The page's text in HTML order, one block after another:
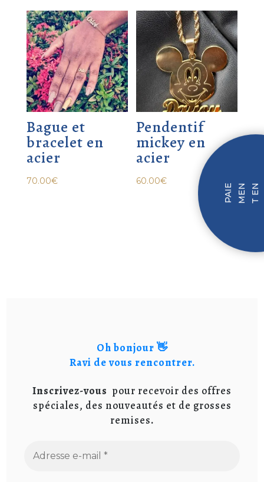
P
I
E
M
N
T
N
F
I
Bague et
bracelet en
acier
70.00€
Pendentif
mickey en
acier
60.00€
Oh bonjour 👋
Ravi de vous rencontrer.
Inscrivez-vous pour recevoir des offres
spéciales, des nouveautés et de grosses
remises.